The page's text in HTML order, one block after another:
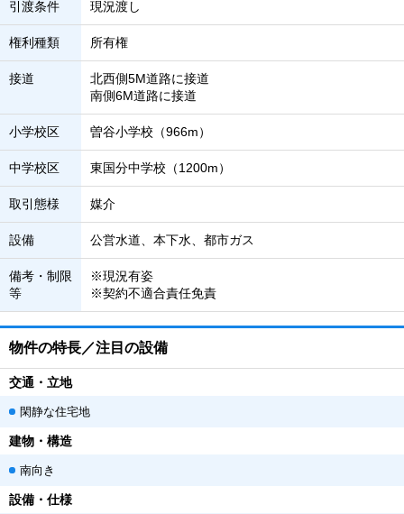
引渡条件 現況渡し
権利種類 所有権
接道
北西側5M道路に接道
南側6M道路に接道
小学校区 曽谷小学校（966m）
中学校区 東国分中学校（1200m）
取引態様 媒介
設備 公営水道、本下水、都市ガス
備考・制限
等
※現況有姿
※契約不適合責任免責
物件の特長／注目の設備
交通・立地
閑静な住宅地
建物・構造
南向き
設備・仕様